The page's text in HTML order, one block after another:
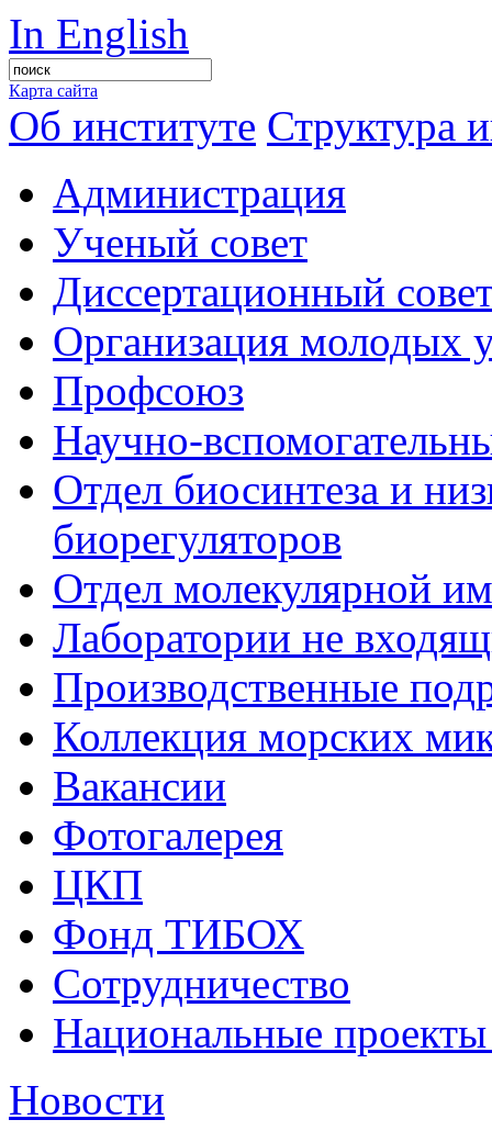
In English
Карта сайта
Об институте Структура
Администрация
Ученый совет
Диссертационный
Организация молодых
Профсоюз
Научно-
Отдел биосинтеза и
биорегуляторов
Отдел молекулярной
Лаборатории не
Производственные
Коллекция морских
Вакансии
Фотогалерея
ЦКП
Фонд ТИБОХ
Сотрудничество
Национальные
Новости